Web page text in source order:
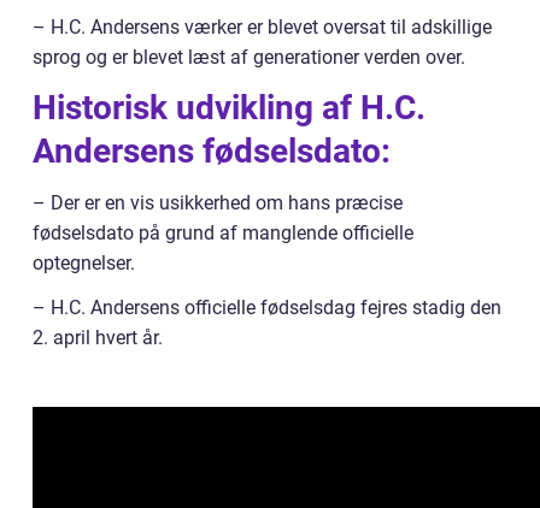
– H.C. Andersens værker er blevet oversat til adskillige
sprog og er blevet læst af generationer verden over.
Historisk udvikling af H.C.
Andersens fødselsdato:
– Der er en vis usikkerhed om hans præcise
fødselsdato på grund af manglende officielle
optegnelser.
– H.C. Andersens officielle fødselsdag fejres stadig den
2. april hvert år.